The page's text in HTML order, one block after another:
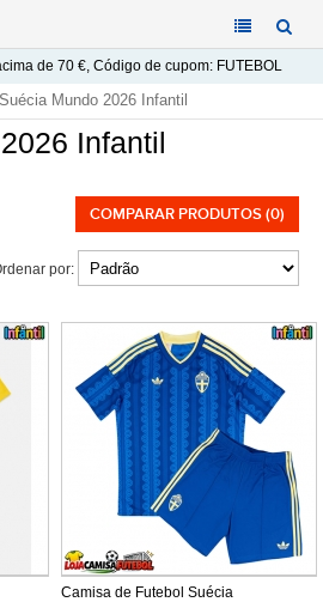
de 70 €, Código de cupom: FUTEBOL
Suécia Mundo 2026 Infantil
Infantil
COMPARAR PRODUTOS (0)
por:
Camisa de Futebol Suécia